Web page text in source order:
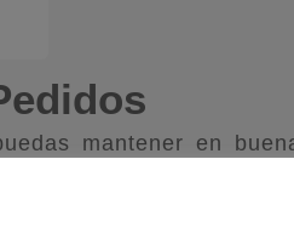
mantener en
diferente y exclusivo.
de compra.